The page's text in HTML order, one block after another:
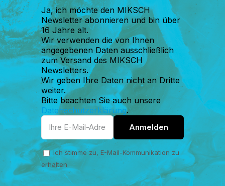
Ja, ich möchte den MIKSCH
Newsletter abonnieren und bin über
16 Jahre alt.
Wir verwenden die von Ihnen
angegebenen Daten ausschließlich
zum Versand des MIKSCH
Newsletters.
Wir geben Ihre Daten nicht an Dritte
weiter.
Bitte beachten Sie auch unsere
Datenschutzerklärung.
Ich stimme zu, E-Mail-Kommunikation zu
erhalten.